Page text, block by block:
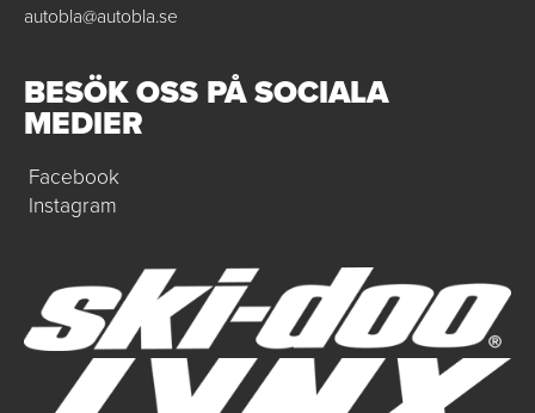
autobla@autobla.se
BESÖK OSS PÅ SOCIALA
MEDIER
Facebook
Instagram